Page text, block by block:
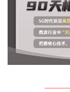
具体政策基本